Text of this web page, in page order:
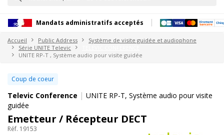
Mandats administratifs acceptés
Accueil Public Address
Système de visite guidée et audiophone
Série UNITE Televic
UNITE RP-T , Système audio pour visite guidée
Coup de coeur
Televic Conference | UNITE RP-T, Système audio pour visite
guidée
Emetteur / Récepteur DECT
Réf. 19153